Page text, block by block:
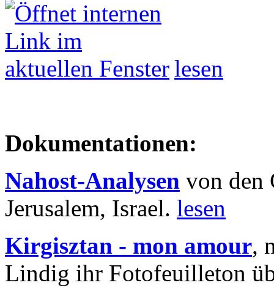
lesen
Dokumentationen:
Nahost-Analysen von den
Jerusalem, Israel. lesen
Kirgisztan - mon amour,
Lindig ihr Fotofeuilleton